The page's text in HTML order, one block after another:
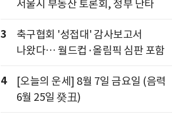
서울시 부동산 토론회, 정부 난타
3
축구협회 '성접대' 감사보고서
나왔다… 월드컵·올림픽 심판 포함
4
[오늘의 운세] 8월 7일 금요일 (음력
6월 25일 癸丑)